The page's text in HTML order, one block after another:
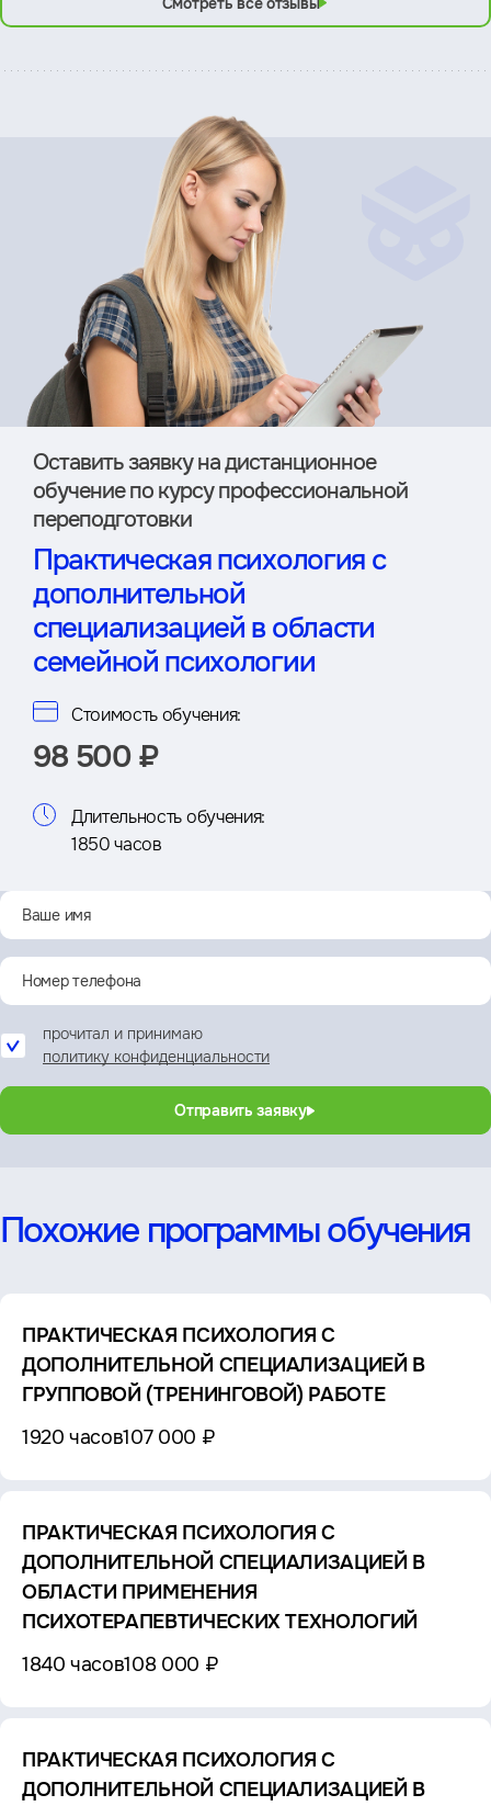
Оставить заявку на дистан­ционное
обучение по курсу профессиональной
переподготовки
Практическая психология с
дополнительной
специализацией в области
семейной психологии
Стоимость обучения:
98 500 ₽
Длительность обучения:
1850 часов
прочитал и принимаю
политику конфиденциальности
Отправить заявку
Похожие программы обучения
ПРАКТИЧЕСКАЯ ПСИХОЛОГИЯ С
ДОПОЛНИТЕЛЬНОЙ СПЕЦИАЛИЗАЦИЕЙ В
ГРУППОВОЙ (ТРЕНИНГОВОЙ) РАБОТЕ
1920 часов107 000 ₽
ПРАКТИЧЕСКАЯ ПСИХОЛОГИЯ С
ДОПОЛНИТЕЛЬНОЙ СПЕЦИАЛИЗАЦИЕЙ В
ОБЛАСТИ ПРИМЕНЕНИЯ
ПСИХОТЕРАПЕВТИЧЕСКИХ ТЕХНОЛОГИЙ
1840 часов108 000 ₽
ПРАКТИЧЕСКАЯ ПСИХОЛОГИЯ С
ДОПОЛНИТЕЛЬНОЙ СПЕЦИАЛИЗАЦИЕЙ В